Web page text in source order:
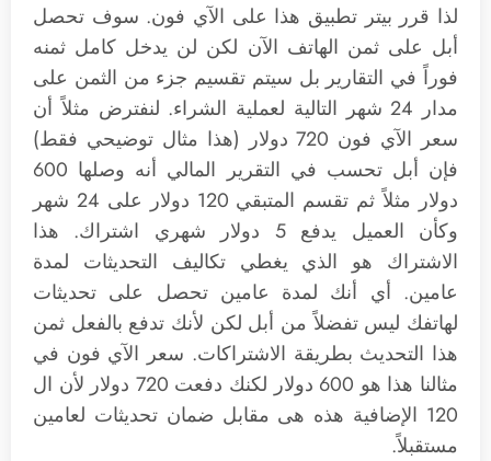
لذا قرر بيتر تطبيق هذا على الآي فون. سوف تحصل
أبل على ثمن الهاتف الآن لكن لن يدخل كامل ثمنه
فوراً في التقارير بل سيتم تقسيم جزء من الثمن على
مدار 24 شهر التالية لعملية الشراء. لنفترض مثلاً أن
سعر الآي فون 720 دولار (هذا مثال توضيحي فقط)
فإن أبل تحسب في التقرير المالي أنه وصلها 600
دولار مثلاً ثم تقسم المتبقي 120 دولار على 24 شهر
وكأن العميل يدفع 5 دولار شهري اشتراك. هذا
الاشتراك هو الذي يغطي تكاليف التحديثات لمدة
عامين. أي أنك لمدة عامين تحصل على تحديثات
لهاتفك ليس تفضلاً من أبل لكن لأنك تدفع بالفعل ثمن
هذا التحديث بطريقة الاشتراكات. سعر الآي فون في
مثالنا هذا هو 600 دولار لكنك دفعت 720 دولار لأن ال
120 الإضافية هذه هى مقابل ضمان تحديثات لعامين
مستقبلاً.